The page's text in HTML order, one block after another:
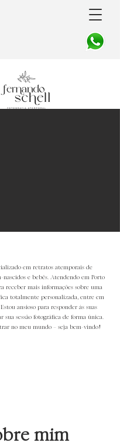
em retratos atemporais de
nascidos e bebês. Atendendo em Porto
receber mais informações sobre uma
totalmente personalizada, entre em
ansioso para responder às suas
sua sessão fotográfica de forma única.
no meu mundo – seja bem-vindo!
mim